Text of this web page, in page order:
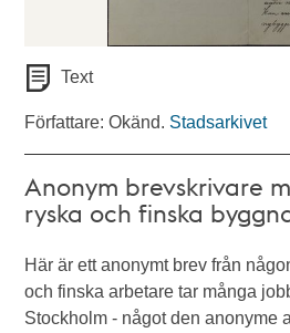
Text
Författare: Okänd. Stadsarkivet
Anonym brevskrivare
ryska och finska
Här är ett anonymt brev från
och finska arbetare tar många
Stockholm - något den anonyme